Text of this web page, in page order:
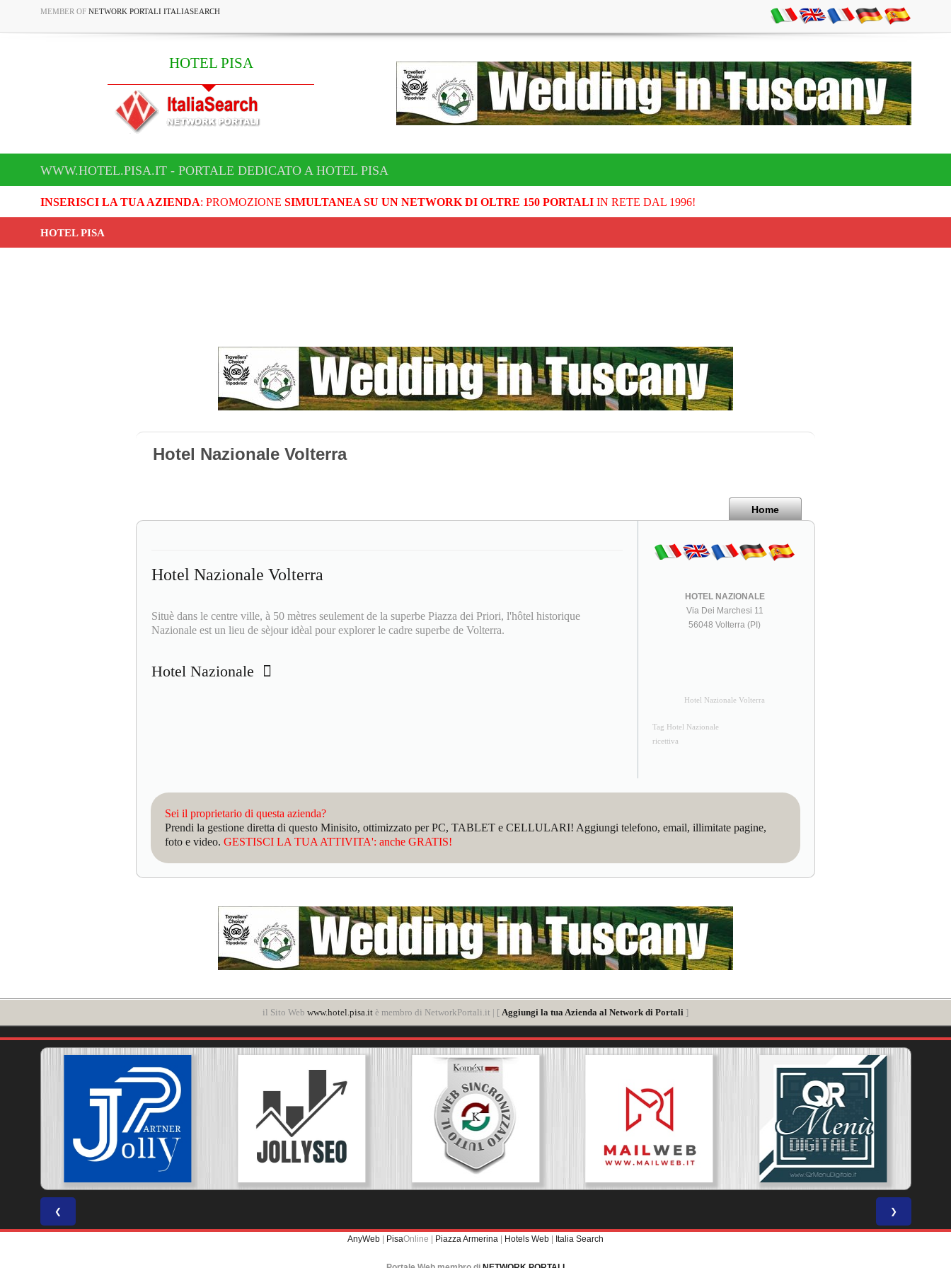
MEMBER OF NETWORK PORTALI ITALIASEARCH
HOTEL PISA
WWW.HOTEL.PISA.IT - PORTALE DEDICATO A HOTEL PISA
INSERISCI LA TUA AZIENDA: PROMOZIONE SIMULTANEA SU UN NETWORK DI OLTRE 150 PORTALIIN RETE DAL 1996!
HOTEL PISA
Hotel Nazionale Volterra
Home
Hotel Nazionale Volterra
Situè dans le centre ville, à 50 mètres seulement de la superbe Piazza dei Priori, l'hôtel historique
Nazionale est un lieu de sèjour idèal pour explorer le cadre superbe de Volterra.
Hotel Nazionale
HOTEL NAZIONALE
Via Dei Marchesi 11
56048 Volterra (PI)
Hotel Nazionale Volterra
Tag Hotel Nazionale
ricettiva
Sei il proprietario di questa azienda?
Prendi la gestione diretta di questo Minisito, ottimizzato per PC, TABLET e CELLULARI! Aggiungi telefono, email, illimitate pagine,
foto e video. GESTISCI LA TUA ATTIVITA': anche GRATIS!
il Sito Web www.hotel.pisa.it è membro di NetworkPortali.it | [ Aggiungi la tua Azienda al Network di Portali ]
❮ ❯
AnyWeb | PisaOnline | Piazza Armerina | Hotels Web | Italia Search